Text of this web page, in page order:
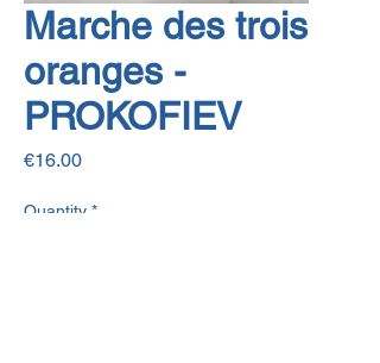
Marche des trois
oranges -
PROKOFIEV
€16.00Price
Quantity *